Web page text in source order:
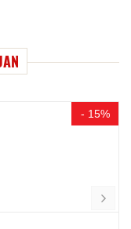
- 15%